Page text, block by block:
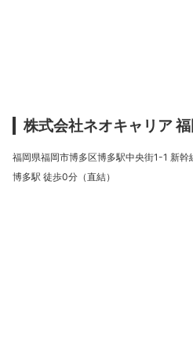
株式会社ネオキャリア
福岡県福岡市博多区博多駅中央街1-1 新幹
博多駅 徒歩0分（直結）